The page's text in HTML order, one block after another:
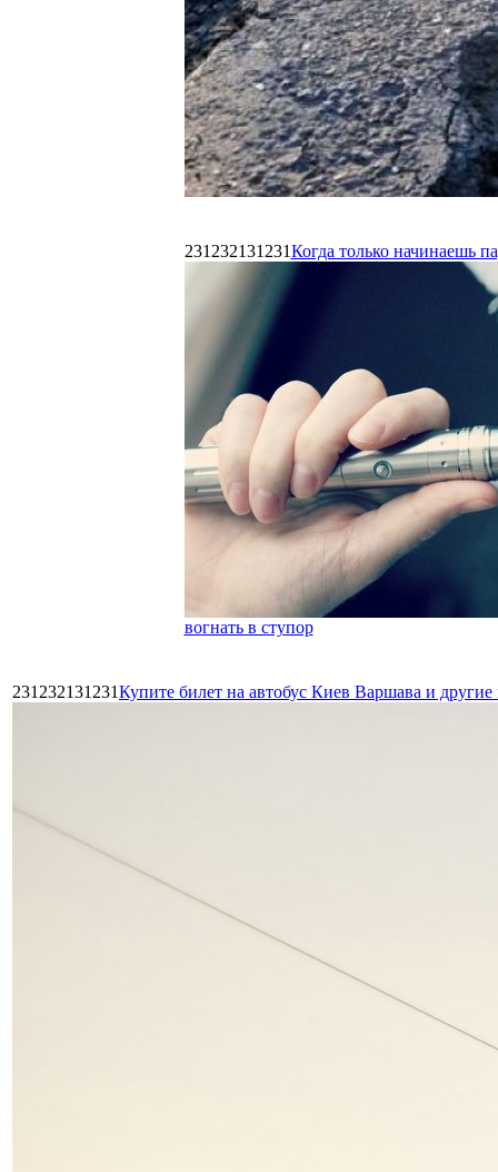
231232131231Когда только начинаешь
вогнать в ступор
231232131231Купите билет на автобус Киев Варшава и